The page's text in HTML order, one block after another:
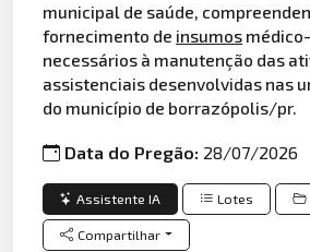
municipal de saúde,
fornecimento de insumos
necessários à manutenção das
assistenciais desenvolvidas nas
do município de borrazópolis/pr.
Data do Pregão: 28/07/2026
Assistente IA Lotes
Compartilhar